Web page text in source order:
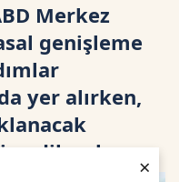
×
Merkez
genişleme
yer alırken,
edilecek.